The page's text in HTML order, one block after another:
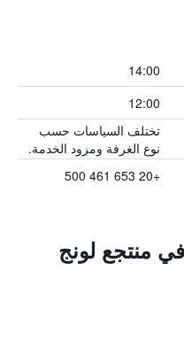
14:00
12:00
تختلف السياسات حسب
نوع الغرفة ومزود الخدمة.
+20 653 461 500
منتجع لونج